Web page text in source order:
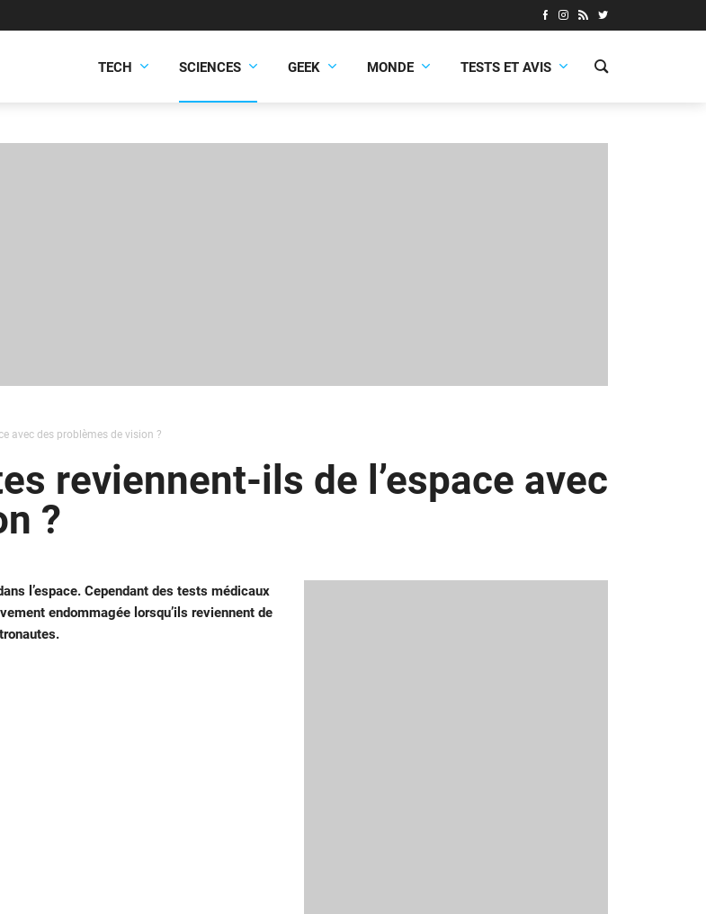
TECH SCIENCES GEEK MONDE TESTS ET AVIS
avec des problèmes de vision ?
reviennent-ils de l’espace avec
?
l’espace. Cependant des tests médicaux
endommagée lorsqu’ils reviennent de